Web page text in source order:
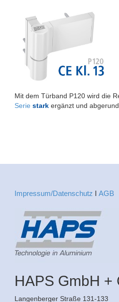
Mit dem Türband P120 wird die
Serie stark ergänzt und
Impressum/Datenschutz Ι AGB
HAPS GmbH +
Langenberger Straße 131-133